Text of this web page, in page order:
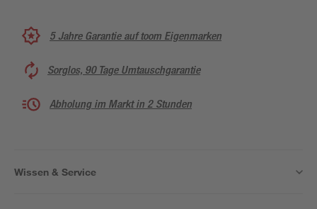
5 Jahre Garantie auf toom Eigenmarken
Sorglos, 90 Tage Umtauschgarantie
Abholung im Markt in 2 Stunden
Wissen & Service